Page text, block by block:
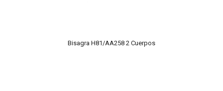
Bisagra H81/AA258 2 Cuerpos